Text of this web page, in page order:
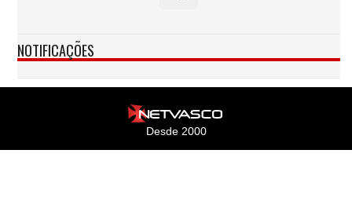
NOTIFICAÇÕES
Desde 2000